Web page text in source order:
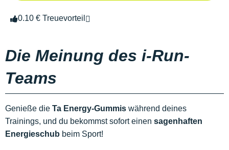
0.10 € Treuevorteil
Die Meinung des i-Run-
Teams
Genieße die Ta Energy-Gummis während deines
Trainings, und du bekommst sofort einen sagenhaften
Energieschub beim Sport!